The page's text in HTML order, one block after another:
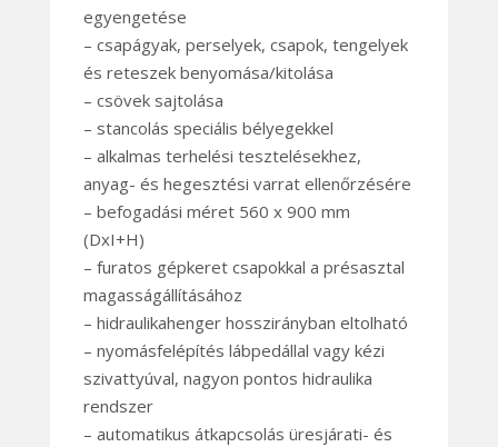
egyengetése
– csapágyak, perselyek, csapok, tengelyek
és reteszek benyomása/kitolása
– csövek sajtolása
– stancolás speciális bélyegekkel
– alkalmas terhelési tesztelésekhez,
anyag- és hegesztési varrat ellenőrzésére
– befogadási méret 560 x 900 mm
(DxI+H)
– furatos gépkeret csapokkal a présasztal
magasságállításához
– hidraulikahenger hosszirányban eltolható
– nyomásfelépítés lábpedállal vagy kézi
szivattyúval, nagyon pontos hidraulika
rendszer
– automatikus átkapcsolás üresjárati- és